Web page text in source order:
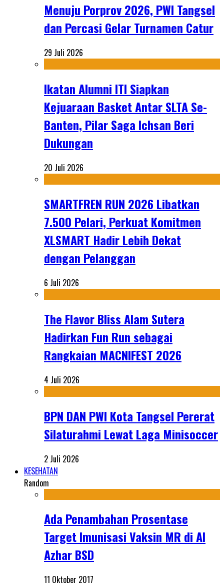
Menuju Porprov 2026, PWI Tangsel
dan Percasi Gelar Turnamen Catur
29 Juli 2026
Ikatan Alumni ITI Siapkan
Kejuaraan Basket Antar SLTA Se-
Banten, Pilar Saga Ichsan Beri
Dukungan
20 Juli 2026
SMARTFREN RUN 2026 Libatkan
7.500 Pelari, Perkuat Komitmen
XLSMART Hadir Lebih Dekat
dengan Pelanggan
6 Juli 2026
The Flavor Bliss Alam Sutera
Hadirkan Fun Run sebagai
Rangkaian MACNIFEST 2026
4 Juli 2026
BPN DAN PWI Kota Tangsel Pererat
Silaturahmi Lewat Laga Minisoccer
2 Juli 2026
KESEHATAN
Random
Ada Penambahan Prosentase
Target Imunisasi Vaksin MR di Al
Azhar BSD
11 Oktober 2017